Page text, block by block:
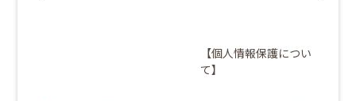
【個人情報保護につい
て】